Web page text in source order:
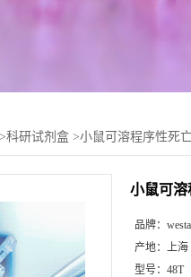
>科研试剂盒 >小鼠可溶程序性死
小鼠可溶
品牌：
产地： 上海
型号： 48T